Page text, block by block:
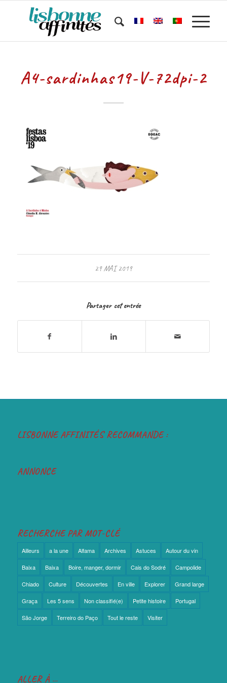
A4-sardinhas19-V-72dpi-2
29 MAI 2019
Partager cet entrée
LISBONNE AFFINITÉS RECOMMANDE :
ANNONCE
RECHERCHE PAR MOT-CLÉ
Ailleurs a la une Alfama Archives Astuces Autour du vin
Baixa Baixa Boire, manger, dormir Cais do Sodré Campolide
Chiado Culture Découvertes En ville Explorer Grand large
Graça Les 5 sens Non classifié(e) Petite histoire Portugal
São Jorge Terreiro do Paço Tout le reste Visiter
ALLER À …